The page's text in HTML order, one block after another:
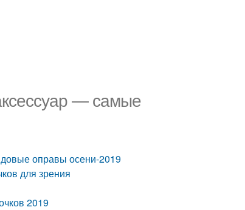
— самые
оправы осени-2019
для зрения
2019